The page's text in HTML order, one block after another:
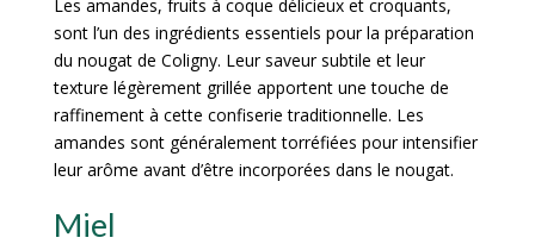
Les amandes, fruits à coque délicieux et croquants,
sont l’un des ingrédients essentiels pour la préparation
du nougat de Coligny. Leur saveur subtile et leur
texture légèrement grillée apportent une touche de
raffinement à cette confiserie traditionnelle. Les
amandes sont généralement torréfiées pour intensifier
leur arôme avant d’être incorporées dans le nougat.
Miel